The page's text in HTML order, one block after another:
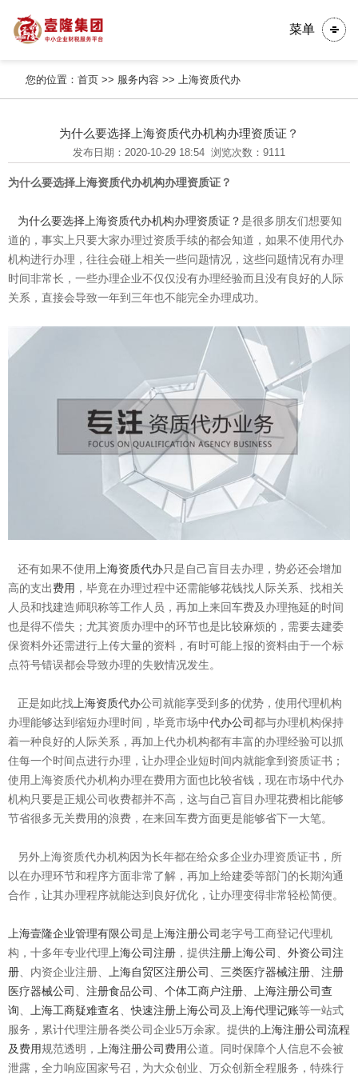
菜单
您的位置：首页 >> 服务内容 >>上海资质代办
为什么要选择上海资质代办机构办理资质证？
发布日期：2020-10-29 18:54 浏览次数：9111
为什么要选择上海资质代办机构办理资质证？
为什么要选择上海资质代办机构办理资质证？是很多朋友们想要知
道的，事实上只要大家办理过资质手续的都会知道，如果不使用代办
机构进行办理，往往会碰上相关一些问题情况，这些问题情况有办理
时间非常长，一些办理企业不仅仅没有办理经验而且没有良好的人际
关系，直接会导致一年到三年也不能完全办理成功。
还有如果不使用 上海资质代办只是自己盲目去办理，势必还会增加
高的支出费用 ，毕竟在办理过程中还需能够花钱找人际关系、找相关
人员和找建造师职称等工作人员，再加上来回车费及办理拖延的时间
也是得不偿失；尤其资质办理中的环节也是比较麻烦的，需要去建委
保资料外还需进行上传大量的资料，有时可能上报的资料由于一个标
点符号错误都会导致办理的失败情况发生。
正是如此找 上海资质代办公司就能享受到多的优势，使用代理机构
办理能够达到缩短办理时间，毕竟市场中代办公司都与办理机构保持
着一种良好的人际关系，再加上代办机构都有丰富的办理经验可以抓
住每一个时间点进行办理，让办理企业短时间内就能拿到资质证书；
使用上海资质代办机构办理在费用方面也比较省钱，现在市场中代办
机构只要是正规公司收费都并不高，这与自己盲目办理花费相比能够
节省很多无关费用的浪费，在来回车费方面更是能够省下一大笔。
另外上海资质代办机构因为长年都在给众多企业办理资质证书，所
以在办理环节和程序方面非常了解，再加上给建委等部门的长期沟通
合作，让其办理程序就能达到良好优化，让办理变得非常轻松简便。
上海壹隆企业管理有限公司是 上海注册公司老字号工商登记代理机
构，十多年专业代理 上海公司注册 ，提供注册上海公司
外资公司注
册 、内资企业注册、 上海自贸区注册公司 三类医疗器械注册
注册
医疗器械公司
注册食品公司 个体工商户注册
上海注册公司查
询
上海工商疑难查名 、快速注册上海公司 及 上海代理记账等一站式
服务，累计代理注册各类公司企业5万余家。提供的 上海注册公司流程
及费用规范透明， 上海注册公司费用公道。同时保障个人信息不会被
泄露，全力响应国家号召，为大众创业、万众创新全程服务，特殊行